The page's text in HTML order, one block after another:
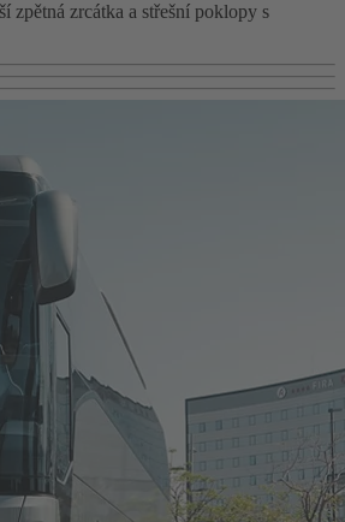
zpětná zrcátka a střešní poklopy s